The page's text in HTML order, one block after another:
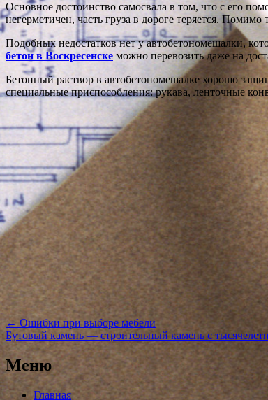
Основное достоинство самосвала в том, что с его
негерметичен, часть груза в дороге теряется.
Подобных недостатков нет у автобетономешалки,
бетон в Воскресенске можно перевозить даже на
Бетонный раствор в автобетономешалке хорошо
специальные приспособления: рукава, ленточные
Навигация
по
записям
← Ошибки при выборе мебели
Бутовый камень — строительный камень с
Меню
Главная